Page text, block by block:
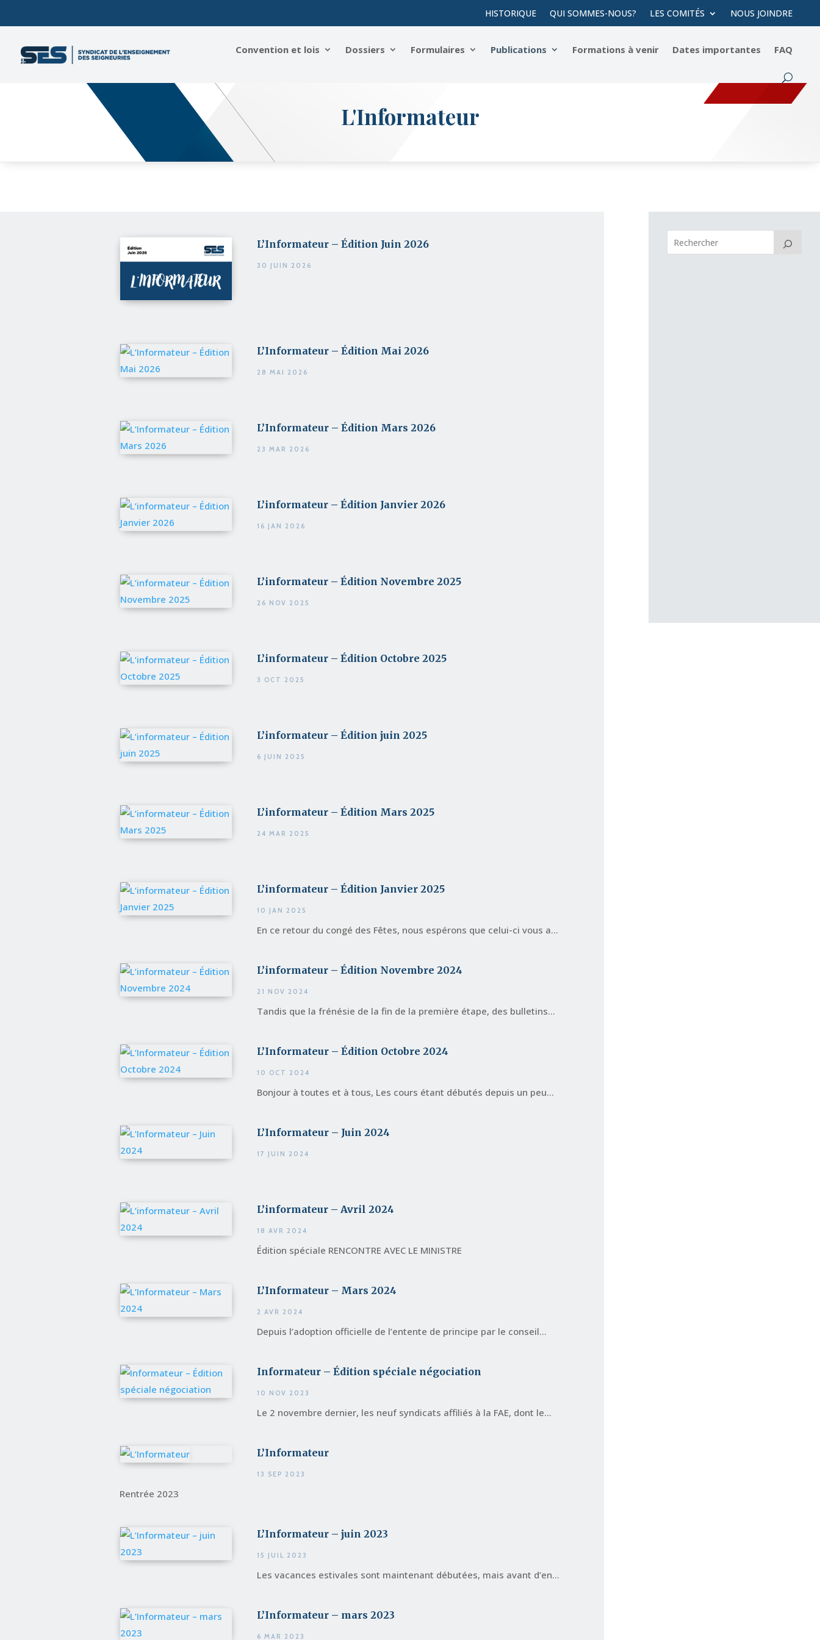
HISTORIQUE QUI SOMMES-NOUS? LES COMITÉS NOUS JOINDRE
Convention et lois Dossiers Formulaires Publications Formations à venir Dates importantes FAQ
L'Informateur
L’Informateur – Édition Juin 2026
30 JUIN 2026
L’Informateur – Édition Mai 2026
28 MAI 2026
L’Informateur – Édition Mars 2026
23 MAR 2026
L’informateur – Édition Janvier 2026
16 JAN 2026
L’informateur – Édition Novembre 2025
26 NOV 2025
L’informateur – Édition Octobre 2025
3 OCT 2025
L’informateur – Édition juin 2025
6 JUIN 2025
L’informateur – Édition Mars 2025
24 MAR 2025
L’informateur – Édition Janvier 2025
10 JAN 2025
En ce retour du congé des Fêtes, nous espérons que celui-ci vous a...
L’informateur – Édition Novembre 2024
21 NOV 2024
Tandis que la frénésie de la fin de la première étape, des bulletins...
L’Informateur – Édition Octobre 2024
10 OCT 2024
Bonjour à toutes et à tous, Les cours étant débutés depuis un peu...
L’Informateur – Juin 2024
17 JUIN 2024
L’informateur – Avril 2024
18 AVR 2024
Édition spéciale RENCONTRE AVEC LE MINISTRE
L’Informateur – Mars 2024
2 AVR 2024
Depuis l’adoption officielle de l’entente de principe par le conseil...
Informateur – Édition spéciale négociation
10 NOV 2023
Le 2 novembre dernier, les neuf syndicats affiliés à la FAE, dont le...
L’Informateur
13 SEP 2023
Rentrée 2023
L’Informateur – juin 2023
15 JUIL 2023
Les vacances estivales sont maintenant débutées, mais avant d’en...
L’Informateur – mars 2023
6 MAR 2023